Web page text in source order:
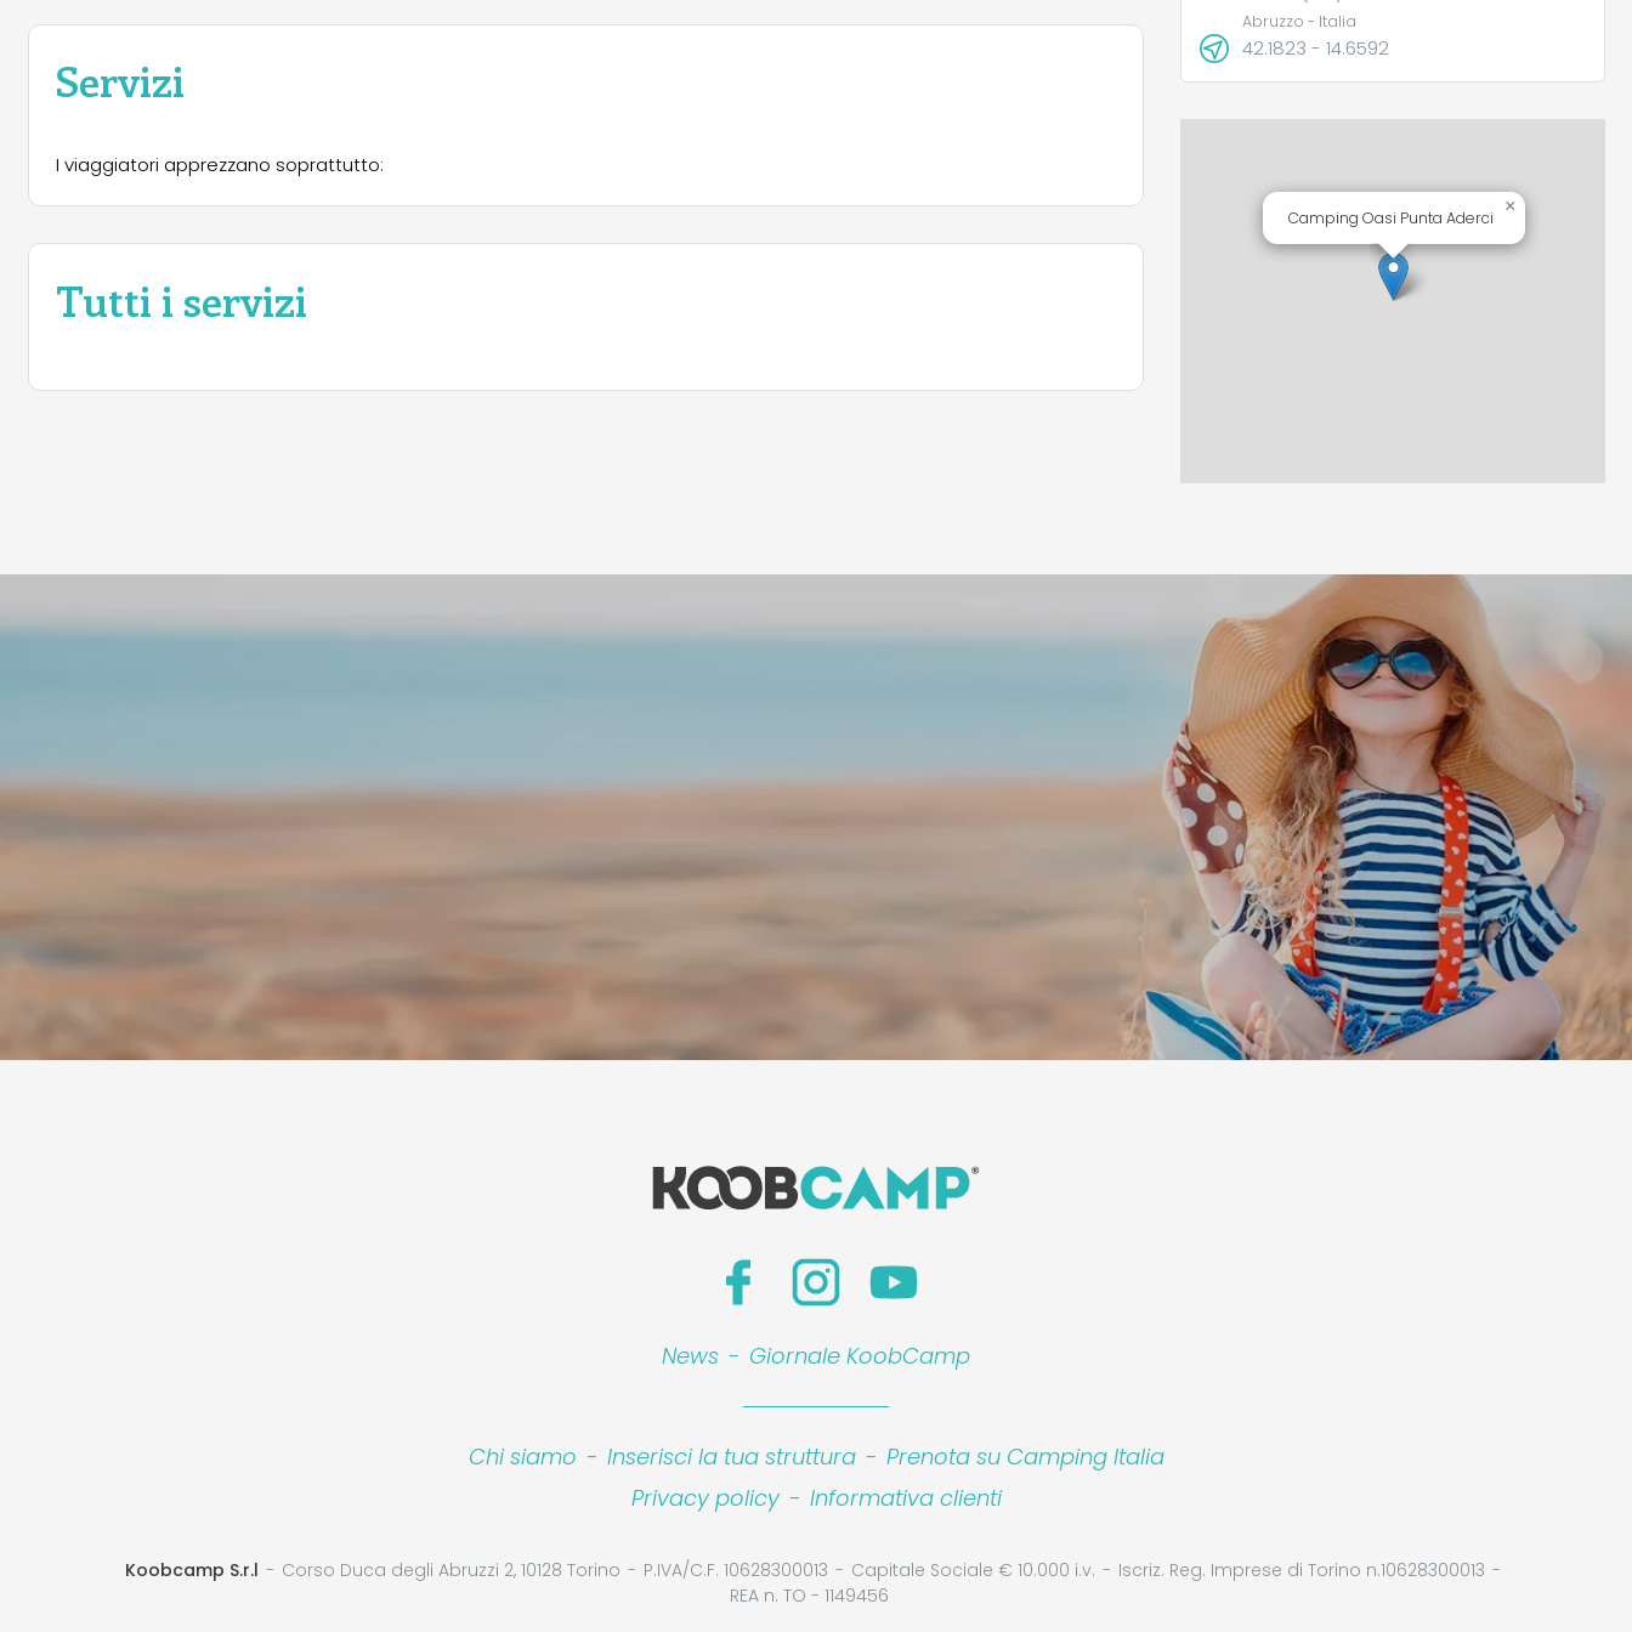
Servizi
I viaggiatori apprezzano soprattutto:
Tutti i servizi
Abruzzo - Italia
42.1823 - 14.6592
Camping Oasi Punta Aderci
×
News - Giornale KoobCamp
Chi siamo - Inserisci la tua struttura - Prenota su Camping Italia
Privacy policy - Informativa clienti
Koobcamp S.r.l Corso Duca degli Abruzzi 2, 10128 Torino P.IVA/C.F. 10628300013 Capitale Sociale € 10.000 i.v.
Iscriz. Reg. Imprese di Torino n.10628300013
REA n. TO - 1149456